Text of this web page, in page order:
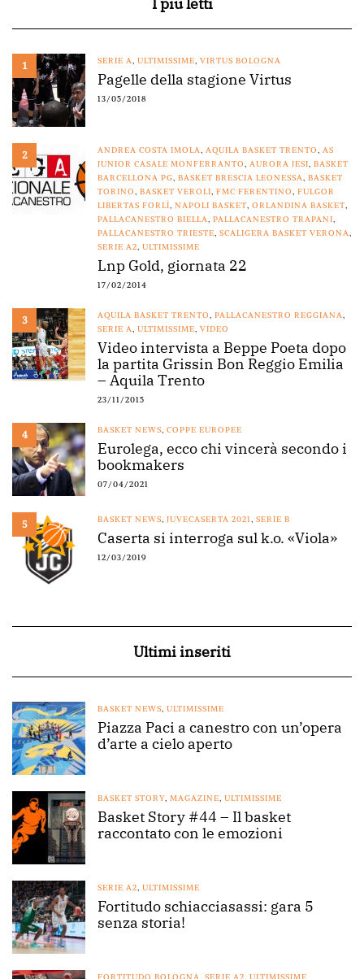
I più letti
1 SERIE A, ULTIMISSIME, VIRTUS BOLOGNA
Pagelle della stagione Virtus
13/05/2018
2 ANDREA COSTA IMOLA, AQUILA BASKET TRENTO, AS
JUNIOR CASALE MONFERRANTO, AURORA JESI, BASKET
BARCELLONA PG, BASKET BRESCIA LEONESSA, BASKET
TORINO, BASKET VEROLI, FMC FERENTINO, FULGOR
LIBERTAS FORLÌ, NAPOLI BASKET, ORLANDINA BASKET,
PALLACANESTRO BIELLA, PALLACANESTRO TRAPANI,
PALLACANESTRO TRIESTE, SCALIGERA BASKET VERONA,
SERIE A2, ULTIMISSIME
Lnp Gold, giornata 22
17/02/2014
3 AQUILA BASKET TRENTO, PALLACANESTRO REGGIANA,
SERIE A, ULTIMISSIME, VIDEO
Video intervista a Beppe Poeta dopo
la partita Grissin Bon Reggio Emilia
– Aquila Trento
23/11/2015
4 BASKET NEWS, COPPE EUROPEE
Eurolega, ecco chi vincerà secondo i
bookmakers
07/04/2021
5 BASKET NEWS, JUVECASERTA 2021, SERIE B
Caserta si interroga sul k.o. «Viola»
12/03/2019
Ultimi inseriti
BASKET NEWS, ULTIMISSIME
Piazza Paci a canestro con un’opera
d’arte a cielo aperto
BASKET STORY, MAGAZINE, ULTIMISSIME
Basket Story #44 – Il basket
raccontato con le emozioni
SERIE A2, ULTIMISSIME
Fortitudo schiacciasassi: gara 5
senza storia!